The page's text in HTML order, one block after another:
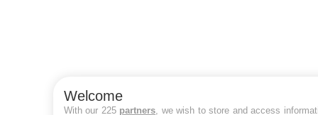
Welcome
With our 225 partners , we wish to store and access